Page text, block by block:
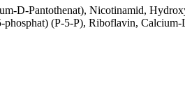
D-Pantothenat), Nicotinamid,
(P-5-P), Riboflavin,